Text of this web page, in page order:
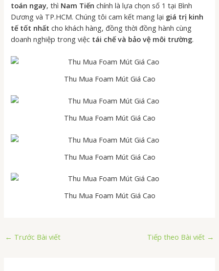
toán ngay, thì Nam Tiến chính là lựa chọn số 1 tại Bình
Dương và TP.HCM. Chúng tôi cam kết mang lại giá trị kinh
tế tốt nhất cho khách hàng, đồng thời đồng hành cùng
doanh nghiệp trong việc tái chế và bảo vệ môi trường.
Thu Mua Foam Mút Giá Cao
Thu Mua Foam Mút Giá Cao
Thu Mua Foam Mút Giá Cao
Thu Mua Foam Mút Giá Cao
← Trước Bài viết Tiếp theo Bài viết →